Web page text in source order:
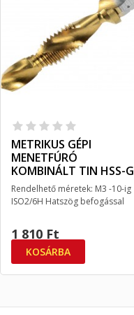
METRIKUS GÉPI
MENETFÚRÓ
KOMBINÁLT TIN HSS-G
Rendelhető méretek: M3 -10-ig
ISO2/6H Hatszög befogással
1 810 Ft
KOSÁRBA